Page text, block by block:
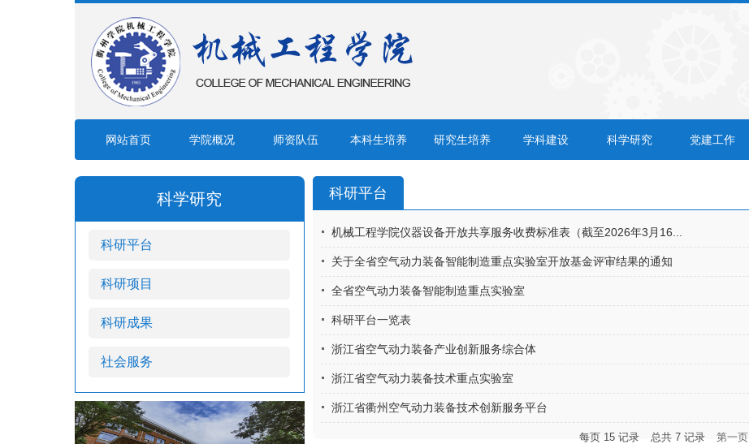
网站首页 学院概况 师资队伍 本科生培养 研究生培养 学科建设 科学研究 党建工作
科研平台
机械工程学院仪器设备开放共享服务收费标准表（截至2026年3月16...
关于全省空气动力装备智能制造重点实验室开放基金评审结果的通知
全省空气动力装备智能制造重点实验室
科研平台一览表
浙江省空气动力装备产业创新服务综合体
浙江省空气动力装备技术重点实验室
浙江省衢州空气动力装备技术创新服务平台
每页 15 记录 总共 7 记录 第一页
科学研究
科研平台
科研项目
科研成果
社会服务